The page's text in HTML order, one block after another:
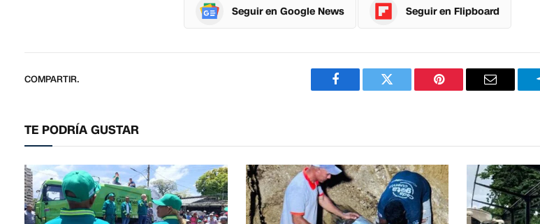
Seguir en Google News Seguir en Flipboard
COMPARTIR.
FacebookTwitter PinterestCorreo
TE PODRÍA GUSTAR